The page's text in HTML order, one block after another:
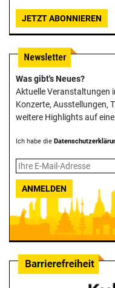
JETZT ABONNIEREN
Was gibt's Neues?
Aktuelle Veranstaltungen
Konzerte, Ausstellungen,
weitere Highlights auf
Ich habe die
ANMELDEN